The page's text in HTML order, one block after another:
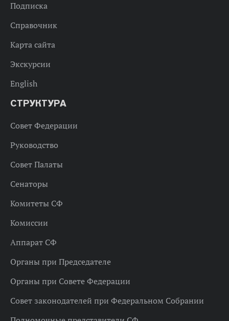
Подписка
Справочник
Карта сайта
Экскурсии
English
СТРУКТУРА
Совет Федерации
Руководство
Совет Палаты
Сенаторы
Комитеты СФ
Комиссии
Аппарат СФ
Органы при Председателе
Органы при Совете Федерации
Совет законодателей при Федеральном Собрании